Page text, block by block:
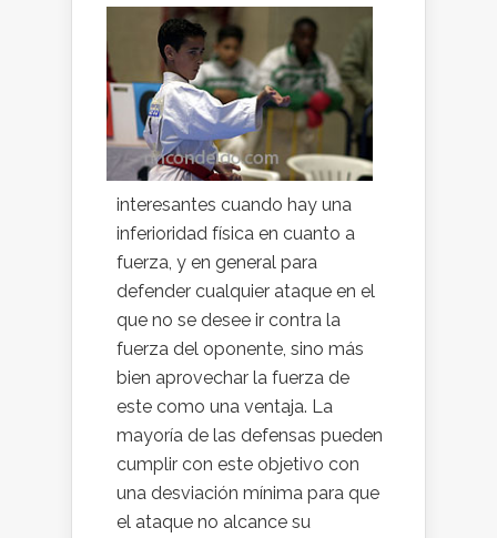
interesantes cuando hay una
inferioridad física en cuanto a
fuerza, y en general para
defender cualquier ataque en el
que no se desee ir contra la
fuerza del oponente, sino más
bien aprovechar la fuerza de
este como una ventaja. La
mayoría de las defensas pueden
cumplir con este objetivo con
una desviación mínima para que
el ataque no alcance su